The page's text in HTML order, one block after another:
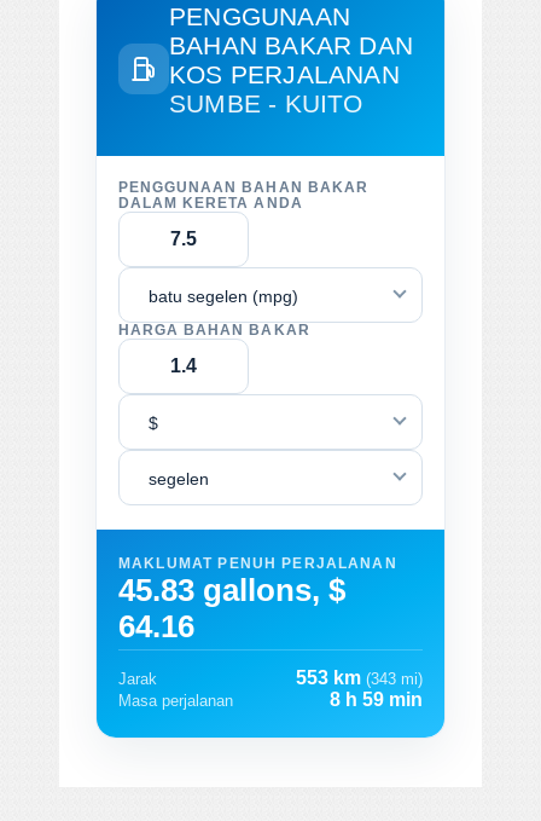
PENGGUNAAN
BAHAN BAKAR DAN
KOS PERJALANAN
SUMBE - KUITO
PENGGUNAAN BAHAN BAKAR
DALAM KERETA ANDA
batu segelen (mpg)
HARGA BAHAN BAKAR
$
segelen
MAKLUMAT PENUH PERJALANAN
45.83 gallons, $
64.16
Jarak 553 km (343 mi)
Masa perjalanan
8 h 59 min